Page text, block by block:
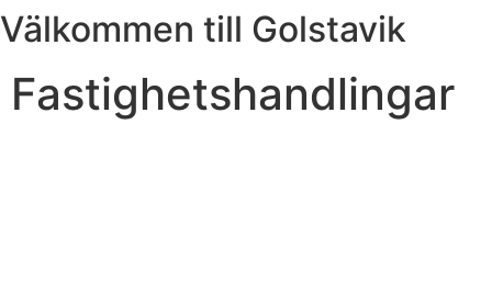
Hoppa
till
innehåll
Välkommen till Golstavik
Fastighetshandlingar